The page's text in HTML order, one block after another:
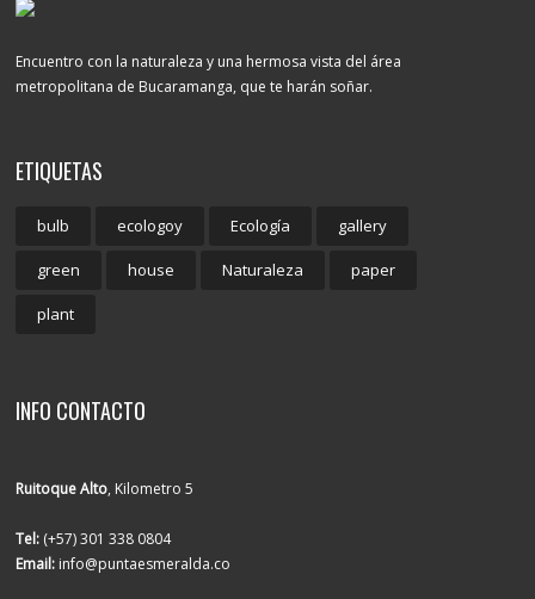
Encuentro con la naturaleza y una hermosa vista del área
metropolitana de Bucaramanga, que te harán soñar.
ETIQUETAS
bulb ecologoy Ecología gallery
green house Naturaleza paper
plant
INFO CONTACTO
Ruitoque Alto, Kilometro 5
Tel: (+57) 301 338 0804
Email: info@puntaesmeralda.co